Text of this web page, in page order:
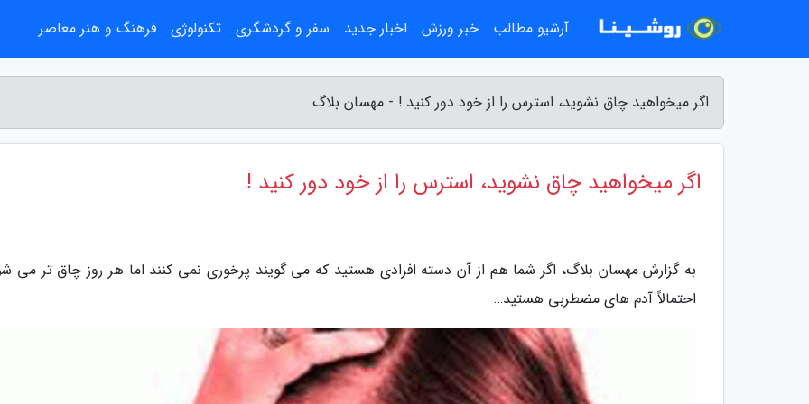
اگر میخواهید چاق نشوید، استرس را از خود دور کنید ! - مهسان بلاگ
اگر میخواهید چاق نشوید، استرس را از خود دور کنید !
به گزارش مهسان بلاگ، اگر شما هم از آن دسته افرادی هستید که می گویند پرخوری نمی کنند اما هر روز چاق تر می
احتمالاً آدم های مضطربی هستید…
آرشیو مطالب خبر ورزش اخبار جدید سفر و گردشگری تکنولوژی فرهنگ و هنر معاصر